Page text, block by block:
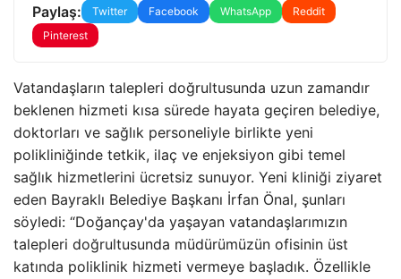
Paylaş: Twitter Facebook WhatsApp
Reddit
Pinterest
Vatandaşların talepleri doğrultusunda uzun zamandır
beklenen hizmeti kısa sürede hayata geçiren belediye,
doktorları ve sağlık personeliyle birlikte yeni
polikliniğinde tetkik, ilaç ve enjeksiyon gibi temel
sağlık hizmetlerini ücretsiz sunuyor. Yeni kliniği ziyaret
eden Bayraklı Belediye Başkanı İrfan Önal, şunları
söyledi: “Doğançay'da yaşayan vatandaşlarımızın
talepleri doğrultusunda müdürümüzün ofisinin üst
katında poliklinik hizmeti vermeye başladık. Özellikle